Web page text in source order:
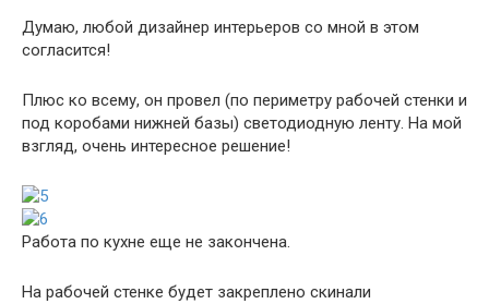
Думаю, любой дизайнер интерьеров со мной в этом
согласится!
Плюс ко всему, он провел (по периметру рабочей стенки и
под коробами нижней базы) светодиодную ленту. На мой
взгляд, очень интересное решение!
Работа по кухне еще не закончена.
На рабочей стенке будет закреплено скинали